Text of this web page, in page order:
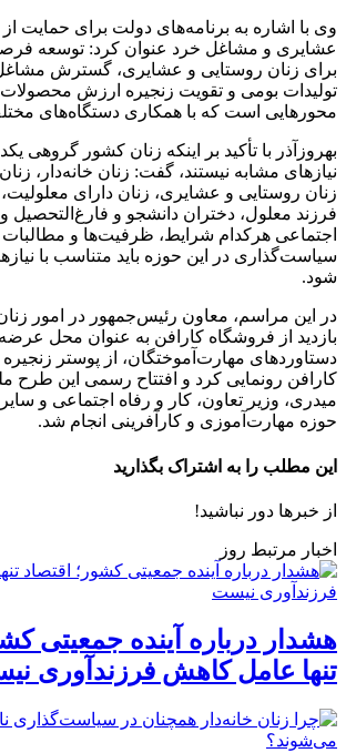
وی با اشاره به برنامه‌های دولت برای حمایت از
عشایری و مشاغل خرد عنوان کرد: توسعه
برای زنان روستایی و عشایری، گسترش
تولیدات بومی و تقویت زنجیره ارزش
محورهایی است که با همکاری دستگاه‌های
بهروزآذر با تأکید بر اینکه زنان کشور گروهی
نیازهای مشابه نیستند، گفت: زنان خانه‌دار،
زنان روستایی و عشایری، زنان دارای معلولیت،
فرزند معلول، دختران دانشجو و فارغ‌التحصیل
اجتماعی هرکدام شرایط، ظرفیت‌ها و مطالبات
سیاست‌گذاری در این حوزه باید متناسب با
شود.
در این مراسم، معاون رئیس‌جمهور در امور
بازدید از فروشگاه کارافن به عنوان محل
دستاوردهای مهارت‌آموختگان، از پوستر
کارافن رونمایی کرد و افتتاح رسمی این طرح
میدری، وزیر تعاون، کار و رفاه اجتماعی و
حوزه مهارت‌آموزی و کارآفرینی انجام شد.
این مطلب را به اشتراک بگذارید
از خبرها دور نباشید!
اخبار مرتبط روز
هشدار درباره آینده جمعیتی
تنها عامل کاهش فرزندآوری